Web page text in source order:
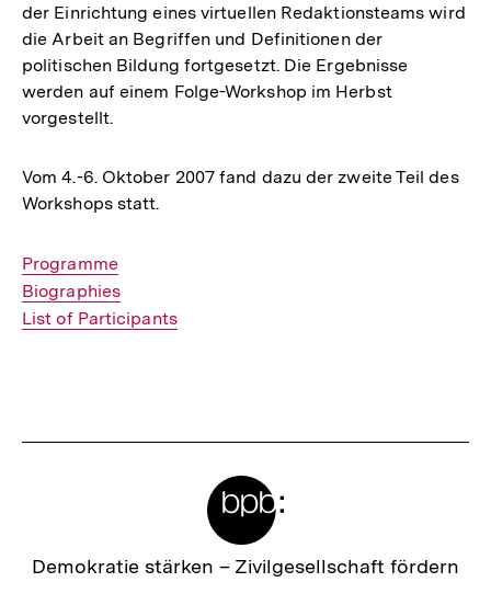
der Einrichtung eines virtuellen Redaktionsteams wird
die Arbeit an Begriffen und Definitionen der
politischen Bildung fortgesetzt. Die Ergebnisse
werden auf einem Folge-Workshop im Herbst
vorgestellt.
Vom 4.-6. Oktober 2007 fand dazu der zweite Teil des
Workshops statt.
Interner
Link:
Programme
Interner
Link:
Biographies
Interner
List of Participants
Zur
Demokratie stärken – Zivilgesellschaft fördern